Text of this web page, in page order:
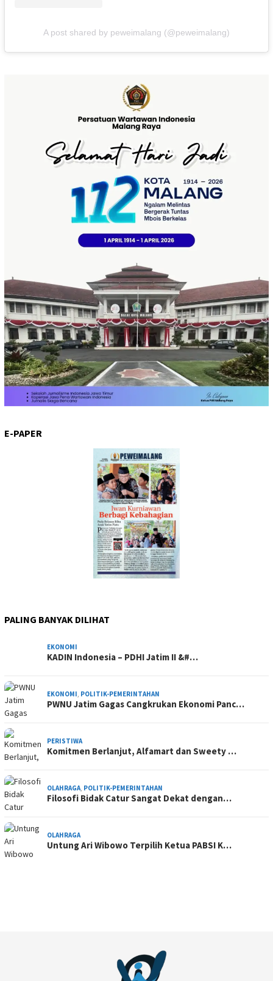
A post shared by peweimalang (@peweimalang)
E-PAPER
PALING BANYAK DILIHAT
EKONOMI
KADIN Indonesia – PDHI Jatim II &#…
EKONOMI, POLITIK-PEMERINTAHAN
PWNU Jatim Gagas Cangkrukan Ekonomi Panc…
PERISTIWA
Komitmen Berlanjut, Alfamart dan Sweety …
OLAHRAGA, POLITIK-PEMERINTAHAN
Filosofi Bidak Catur Sangat Dekat dengan…
OLAHRAGA
Untung Ari Wibowo Terpilih Ketua PABSI K…